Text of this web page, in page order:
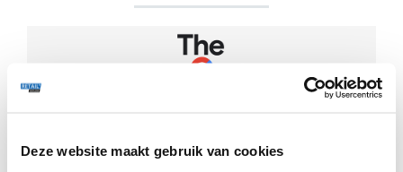
Deze website maakt gebruik van cookies
Made.com geeft aan dat Next de bedoeling heeft om